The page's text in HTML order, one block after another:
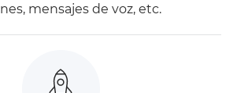
mensajes de voz, etc.